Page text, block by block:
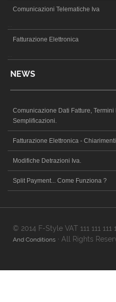
Comunicazioni Telematiche Iva
Fatturazione Elettronica
NEWS
Comunicazione Dati Fatture,
Semplificazioni.
Fatturazione Elettronica -
Modifiche Detrazioni Iva.
Split Payment... Come Funziona ?
© 2014 F-Style VAT 111 111 111
And Conditions · All Rights